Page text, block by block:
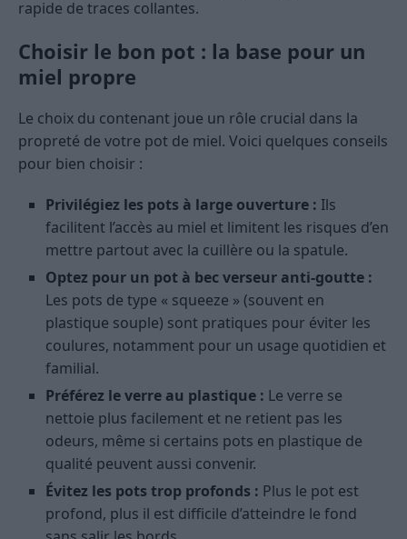
rapide de traces collantes.
Choisir le bon pot : la base pour un
miel propre
Le choix du contenant joue un rôle crucial dans la
propreté de votre pot de miel. Voici quelques conseils
pour bien choisir :
Privilégiez les pots à large ouverture : Ils
facilitent l’accès au miel et limitent les risques d’en
mettre partout avec la cuillère ou la spatule.
Optez pour un pot à bec verseur anti-goutte :
Les pots de type « squeeze » (souvent en
plastique souple) sont pratiques pour éviter les
coulures, notamment pour un usage quotidien et
familial.
Préférez le verre au plastique : Le verre se
nettoie plus facilement et ne retient pas les
odeurs, même si certains pots en plastique de
qualité peuvent aussi convenir.
Évitez les pots trop profonds : Plus le pot est
profond, plus il est difficile d’atteindre le fond